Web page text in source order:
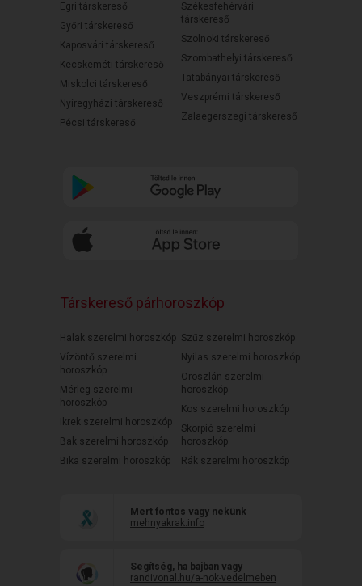
Egri társkereső
Győri társkereső
Kaposvári társkereső
Kecskeméti társkereső
Miskolci társkereső
Nyíregyházi társkereső
Pécsi társkereső
Székesfehérvári
társkereső
Szolnoki társkereső
Szombathelyi társkereső
Tatabányai társkereső
Veszprémi társkereső
Zalaegerszegi társkereső
Társkereső párhoroszkóp
Halak szerelmi horoszkóp
Vízöntő szerelmi
horoszkóp
Mérleg szerelmi
horoszkóp
Ikrek szerelmi horoszkóp
Bak szerelmi horoszkóp
Bika szerelmi horoszkóp
Szűz szerelmi horoszkóp
Nyilas szerelmi horoszkóp
Oroszlán szerelmi
horoszkóp
Kos szerelmi horoszkóp
Skorpió szerelmi
horoszkóp
Rák szerelmi horoszkóp
Mert fontos vagy nekünk
mehnyakrak.info
Segítség, ha bajban vagy
randivonal.hu/a-nok-vedelmeben